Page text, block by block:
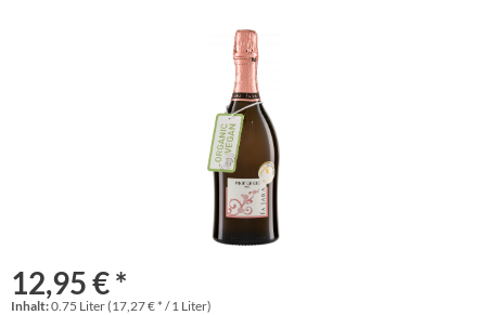
12,95 € *
Inhalt:0.75 Liter (17,27 € * / 1 Liter)